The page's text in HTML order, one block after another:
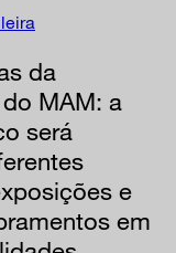
da
MAM: a
será
e
em